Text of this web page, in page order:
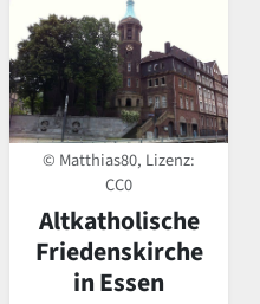
© Matthias80, Lizenz:
CC0
Altkatholische
Friedenskirche
in Essen